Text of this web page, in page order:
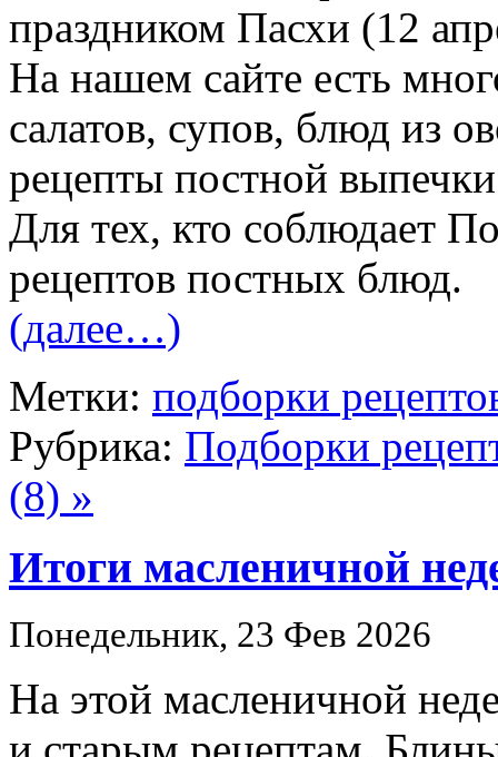
праздником Пасхи (12
На нашем сайте есть
салатов, супов, блюд из
рецепты постной
Для тех, кто соблюдает
рецептов постных блюд.
(далее…)
Метки: подборки
Рубрика: Подборки
(8) »
Итоги масленичной
Понедельник, 23 Фев 2026
На этой масленичной